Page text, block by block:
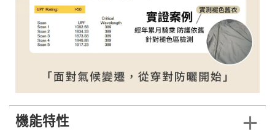
機能特性